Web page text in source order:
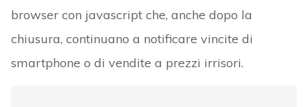
browser con javascript che, anche dopo la
chiusura, continuano a notificare vincite di
smartphone o di vendite a prezzi irrisori.